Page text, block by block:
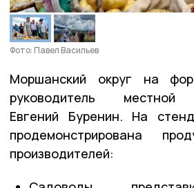
Фото: Павел Васильев
Моршанский округ на
руководитель местной
Евгений Буренин. На
продемонстрирована
производителей: